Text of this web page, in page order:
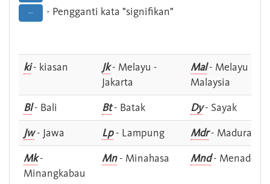
-- - Pengganti kata "signifikan"
ki- kiasan Jk- Melayu -
Jakarta
Mal- Melayu -
Malaysia
Bl- Bali Bt- Batak Dy- Sayak
Jw- Jawa Lp- Lampung Mdr- Madura
Mk-
Minangkabau
Mn- Minahasa Mnd- Menado